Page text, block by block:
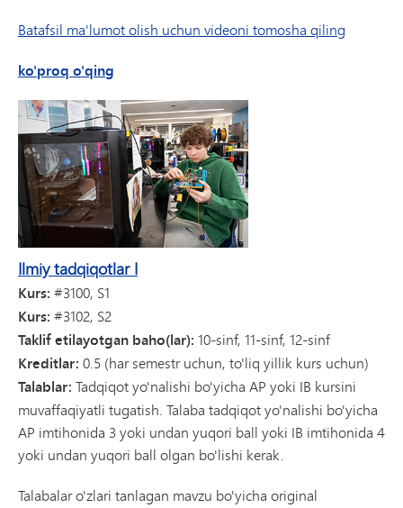
Batafsil ma'lumot olish uchun videoni tomosha qiling
Tadqiqotga kirish - Inson faoliyati (Minnetonka tadqiqoti)
ko'proq o'qing
Ilmiy tadqiqotlar I
Kurs: #3100, S1
Kurs: #3102, S2
Taklif etilayotgan baho(lar): 10-sinf, 11-sinf, 12-sinf
Kreditlar: 0.5 (har semestr uchun, to'liq yillik kurs uchun)
Talablar: Tadqiqot yo'nalishi bo'yicha AP yoki IB kursini
muvaffaqiyatli tugatish. Talaba tadqiqot yo'nalishi bo'yicha
AP imtihonida 3 yoki undan yuqori ball yoki IB imtihonida 4
yoki undan yuqori ball olgan bo'lishi kerak.
Talabalar o'zlari tanlagan mavzu bo'yicha original